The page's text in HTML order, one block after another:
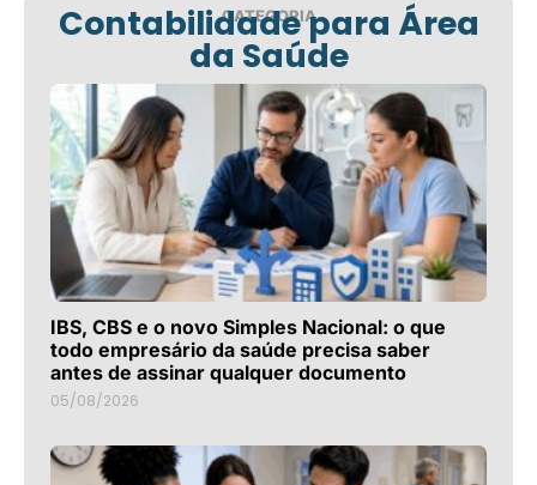
CATEGORIA
Contabilidade para Área
da Saúde
IBS, CBS e o novo Simples Nacional: o que
todo empresário da saúde precisa saber
antes de assinar qualquer documento
05/08/2026